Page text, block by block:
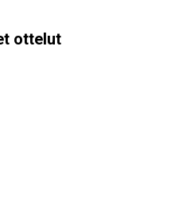
ottelut